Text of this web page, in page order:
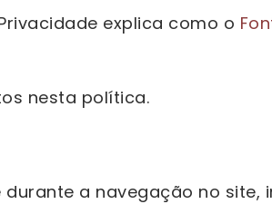
explica como o
nesta política.
a navegação no site,